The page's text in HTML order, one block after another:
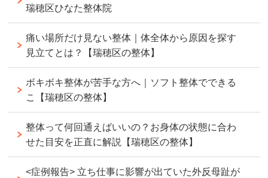
瑞穂区ひなた整体院
痛い場所だけ見ない整体｜体全体から原因を探す
見立てとは？【瑞穂区の整体】
ボキボキ整体が苦手な方へ｜ソフト整体でできる
こ【瑞穂区の整体】
整体って何回通えばいいの？お身体の状態に合わ
せた目安を正直に解説【瑞穂区の整体】
<症例報告> 立ち仕事に影響が出ていた外反母趾が